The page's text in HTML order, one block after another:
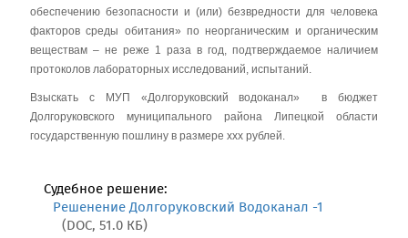
обеспечению безопасности и (или) безвредности для человека
факторов среды обитания» по неорганическим и органическим
веществам – не реже 1 раза в год, подтверждаемое наличием
протоколов лабораторных исследований, испытаний.
Взыскать с МУП «Долгоруковский водоканал» в бюджет
Долгоруковского муниципального района Липецкой области
государственную пошлину в размере ххх рублей.
Судебное решение:
Решенение Долгоруковский Водоканал -1
(DOC, 51.0 КБ)